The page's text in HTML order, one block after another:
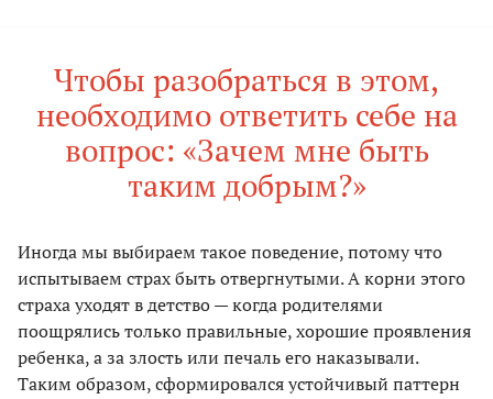
Чтобы разобраться в этом,
необходимо ответить себе на
вопрос: «Зачем мне быть
таким добрым?»
Иногда мы выбираем такое поведение, потому что
испытываем страх быть отвергнутыми. А корни этого
страха уходят в детство — когда родителями
поощрялись только правильные, хорошие проявления
ребенка, а за злость или печаль его наказывали.
Таким образом, сформировался устойчивый паттерн